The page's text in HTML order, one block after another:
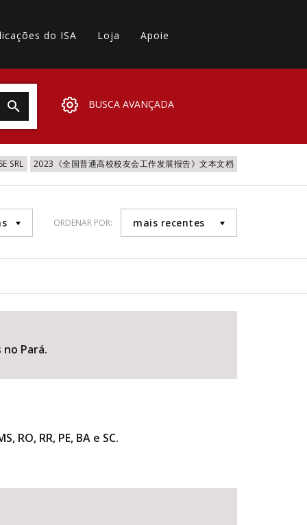
do ISA Loja Apoie
BUSCA AVANÇADA
SRL 2023《全国普通高校校友会工作发展报告》文本文档
ORDENAR POR: mais recentes
Pará.
RR, PE, BA e SC.